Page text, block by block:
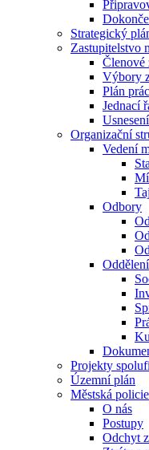
Strategický
Zastupitelstvo
Členové
Výbory
Plán
Jednací
Organizační
Vedení
Odbory
Oddělení
Projekty
Územní plán
Městská policie
O nás
Postupy
Odchyt